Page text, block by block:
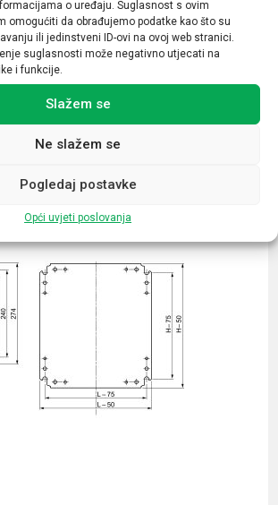
o uređaju. Suglasnost s ovim
omogućiti da obrađujemo podatke kao što su
ili jedinstveni ID-ovi na ovoj web stranici.
suglasnosti može negativno utjecati na
i funkcije.
Slažem se
Ne slažem se
Pogledaj postavke
Opći uvjeti poslovanja